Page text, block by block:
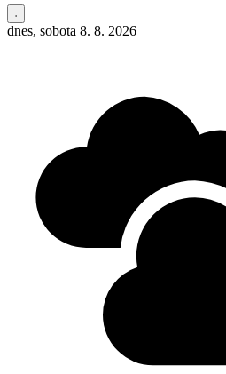
dnes, sobota 8. 8. 2026